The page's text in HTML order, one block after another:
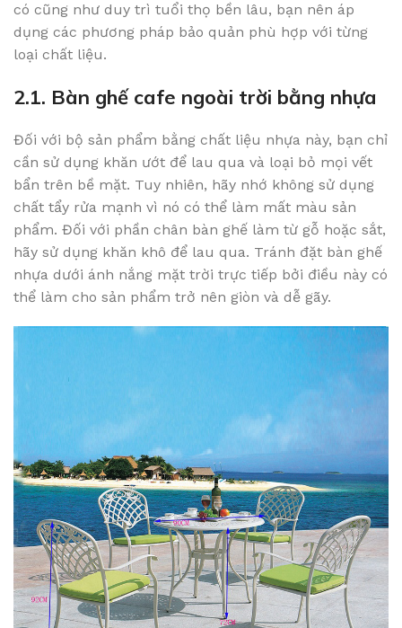
có cũng như duy trì tuổi thọ bền lâu, bạn nên áp
dụng các phương pháp bảo quản phù hợp với từng
loại chất liệu.
2.1. Bàn ghế cafe ngoài trời bằng nhựa
Đối với bộ sản phẩm bằng chất liệu nhựa này, bạn chỉ
cần sử dụng khăn ướt để lau qua và loại bỏ mọi vết
bẩn trên bề mặt. Tuy nhiên, hãy nhớ không sử dụng
chất tẩy rửa mạnh vì nó có thể làm mất màu sản
phẩm. Đối với phần chân bàn ghế làm từ gỗ hoặc sắt,
hãy sử dụng khăn khô để lau qua. Tránh đặt bàn ghế
nhựa dưới ánh nắng mặt trời trực tiếp bởi điều này có
thể làm cho sản phẩm trở nên giòn và dễ gãy.